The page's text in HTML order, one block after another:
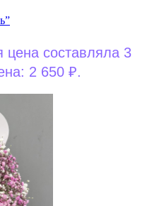
цена составляла 3
2 650 ₽.